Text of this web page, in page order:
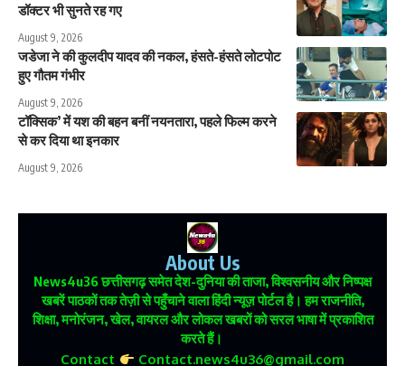
डॉक्टर भी सुनते रह गए
August 9, 2026
जडेजा ने की कुलदीप यादव की नकल, हंसते-हंसते लोटपोट
हुए गौतम गंभीर
August 9, 2026
टॉक्सिक’ में यश की बहन बनीं नयनतारा, पहले फिल्म करने
से कर दिया था इनकार
August 9, 2026
About Us
News4u36छत्तीसगढ़ समेत देश-दुनिया की ताजा, विश्वसनीय और निष्पक्ष
खबरें पाठकों तक तेज़ी से पहुँचाने वाला हिंदी न्यूज़ पोर्टल है। हम राजनीति,
शिक्षा, मनोरंजन, खेल, वायरल और लोकल खबरों को सरल भाषा में प्रकाशित
करते हैं।
Contact Contact.news4u36@gmail.com